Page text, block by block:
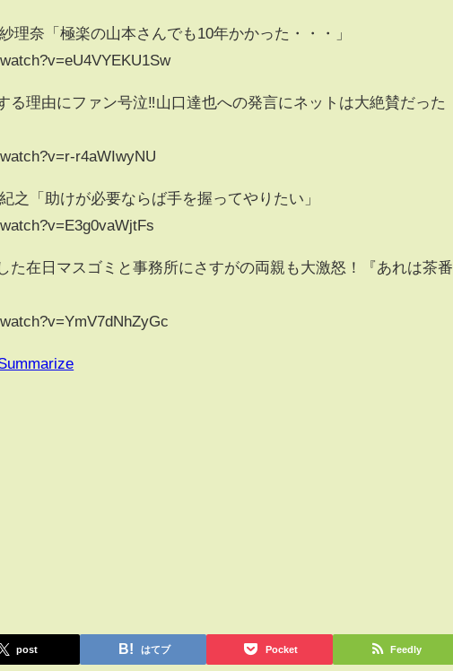
理奈「極楽の山本さんでも10年かかった・・・」
る理由にファン号泣‼山口達也への発言にネットは大絶賛だった
r4aWIwyNU
之「助けが必要ならば手を握ってやりたい」
た在日マスゴミと事務所にさすがの両親も大激怒！『あれは茶番
post はてブ Pocket Feedly